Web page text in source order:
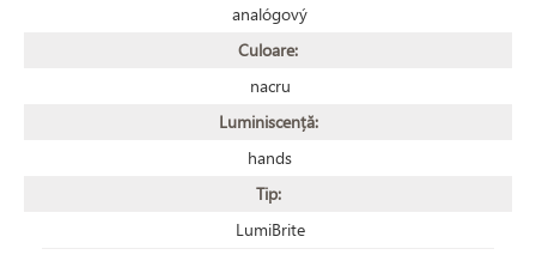
analógový
Culoare:
nacru
Luminiscență:
hands
Tip:
LumiBrite